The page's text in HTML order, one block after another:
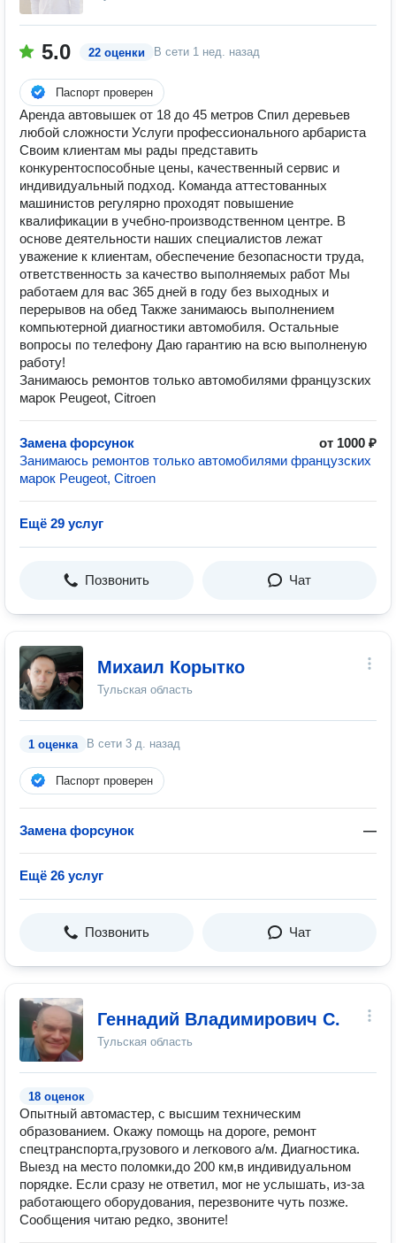
5.0 22 оценки В сети 1 нед. назад
Паспорт проверен
Аренда автовышек от 18 до 45 метров Спил деревьев
любой сложности Услуги профессионального арбариста
Своим клиентам мы рады представить
конкурентоспособные цены, качественный сервис и
индивидуальный подход. Команда аттестованных
машинистов регулярно проходят повышение
квалификации в учебно-производственном центре. В
основе деятельности наших специалистов лежат
уважение к клиентам, обеспечение безопасности труда,
ответственность за качество выполняемых работ Мы
работаем для вас 365 дней в году без выходных и
перерывов на обед Также занимаюсь выполнением
компьютерной диагностики автомобиля. Остальные
вопросы по телефону Даю гарантию на всю выполненую
работу!
Занимаюсь ремонтов только автомобилями французских
марок Peugeot, Citroen
Замена форсунок
от 1000 ₽
Занимаюсь ремонтов только автомобилями французских
марок Peugeot, Citroen
Ещё 29 услуг
Позвонить Чат
Михаил Корытко
Тульская область
1 оценка В сети 3 д. назад
Паспорт проверен
Замена форсунок —
Ещё 26 услуг
Позвонить Чат
Геннадий Владимирович С.
Тульская область
18 оценок
Опытный автомастер, с высшим техническим
образованием. Окажу помощь на дороге, ремонт
спецтранспорта,грузового и легкового а/м. Диагностика.
Выезд на место поломки,до 200 км,в индивидуальном
порядке. Если сразу не ответил, мог не услышать, из-за
работающего оборудования, перезвоните чуть позже.
Сообщения читаю редко, звоните!